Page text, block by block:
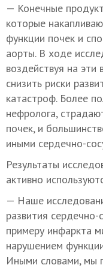
— Конечные
которые
функции почек и
аорты. В ходе
воздействуя на
снизить риски
катастроф. Более
нефролога,
почек, и
иными сердечно-
Результаты
активно
— Наше
развития
примеру инфаркта
нарушением
Иными словами, мы